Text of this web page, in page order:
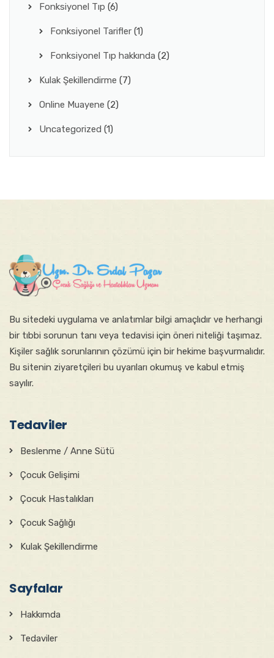
Fonksiyonel Tıp (6)
Fonksiyonel Tarifler (1)
Fonksiyonel Tıp hakkında (2)
Kulak Şekillendirme (7)
Online Muayene (2)
Uncategorized (1)
Bu sitede​ki​​ uygulama ve anlatımlar ​bilgi amaçlıdır ve herhangi
bir tıbbi sorunun tanı veya tedavisi için öneri niteliği taşımaz.
Kişiler sağlık sorunlarının çözümü için bir hekime başvurmalıdır.
Bu sitenin ziyaretçileri bu uyarıları okumuş ve kabul etmiş
sayılır.
Tedaviler
Beslenme / Anne Sütü
Çocuk Gelişimi
Çocuk Hastalıkları
Çocuk Sağlığı
Kulak Şekillendirme
Sayfalar
Hakkımda
Tedaviler